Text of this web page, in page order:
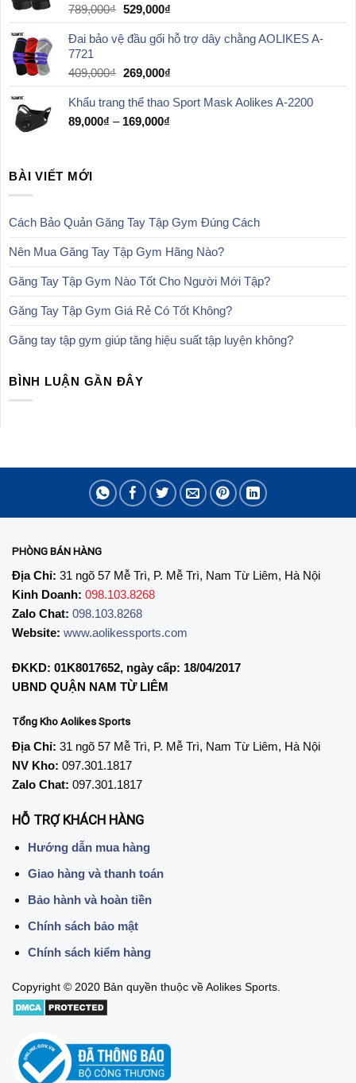
789,000₫ Giá
là:
529,000₫Giá
tại
529,000₫.
Đai bảo vệ đầu gối hỗ trợ dây chằng AOLIKES A-
7721
409,000₫ Giá
là:
409,000₫.
269,000₫Giá
tại
Khẩu trang thể thao Sport Mask Aolikes A-2200
89,000₫ – 169,000₫
BÀI VIẾT MỚI
Cách Bảo Quản Găng Tay Tập Gym Đúng Cách
Nên Mua Găng Tay Tập Gym Hãng Nào?
Găng Tay Tập Gym Nào Tốt Cho Người Mới Tập?
Găng Tay Tập Gym Giá Rẻ Có Tốt Không?
Găng tay tập gym giúp tăng hiệu suất tập luyện không?
BÌNH LUẬN GẦN ĐÂY
PHÒNG BÁN HÀNG
Địa Chỉ: 31 ngõ 57 Mễ Trì, P. Mễ Trì, Nam Từ Liêm, Hà Nội
Kinh Doanh: 098.103.8268
Zalo Chat: 098.103.8268
Website: www.aolikessports.com
ĐKKD: 01K8017652, ngày cấp: 18/04/2017
UBND QUẬN NAM TỪ LIÊM
Tổng Kho Aolikes Sports
Địa Chỉ: 31 ngõ 57 Mễ Trì, P. Mễ Trì, Nam Từ Liêm, Hà Nội
NV Kho: 097.301.1817
Zalo Chat: 097.301.1817
HỖ TRỢ KHÁCH HÀNG
Hướng dẫn mua hàng
Giao hàng và thanh toán
Bảo hành và hoàn tiền
Chính sách bảo mật
Chính sách kiểm hàng
Copyright © 2020 Bản quyền thuộc về Aolikes Sports.